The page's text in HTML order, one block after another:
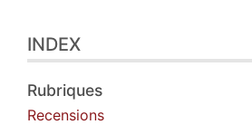
Texte
Notes
Citer cet article
Auteur
INDEX
Rubriques
Recensions